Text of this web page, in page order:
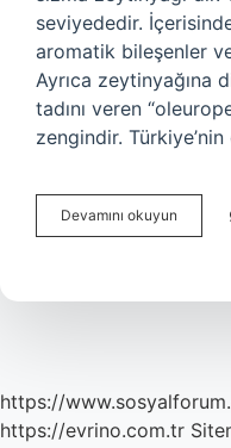
seviyededir.
aromatik bileşenler
Ayrıca zeytinyağına
tadını veren
zengindir.
Devamını okuyun
En
Hangi
https://
https://evrino.com.tr